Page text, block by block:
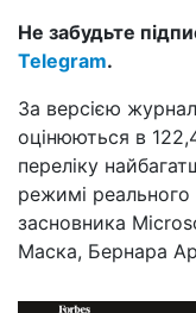
Не забудьте
Telegram.
За версією
оцінюються в
переліку
режимі реального
засновника
Маска, Бернара